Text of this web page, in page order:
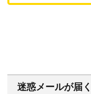
迷惑メールが届